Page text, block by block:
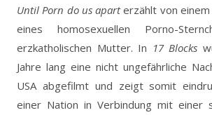
Until Porn do us aparterzählt von einem
eines homosexuellen Porno-
erzkatholischen Mutter. In 17 Blocks
Jahre lang eine nicht ungefährliche
USA abgefilmt und zeigt somit
einer Nation in Verbindung mit einer